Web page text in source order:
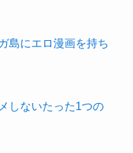
島にエロ漫画を持ち
しないたった1つの